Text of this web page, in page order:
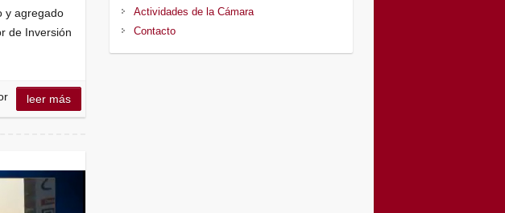
y agregado
de Inversión
leer más
Actividades de la Cámara
Contacto